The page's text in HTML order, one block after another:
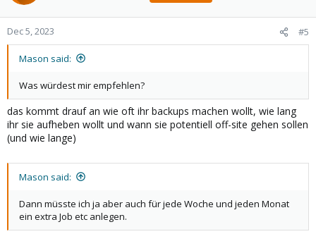
Dec 5, 2023 #5
Mason said:
Was würdest mir empfehlen?
das kommt drauf an wie oft ihr backups machen wollt, wie lang
ihr sie aufheben wollt und wann sie potentiell off-site gehen sollen
(und wie lange)
Mason said:
Dann müsste ich ja aber auch für jede Woche und jeden Monat
ein extra Job etc anlegen.